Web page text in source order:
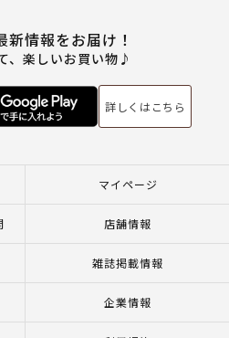
情報をお届け！
、楽しいお買い物♪
詳しくはこちら
マイページ
店舗情報
雑誌掲載情報
企業情報